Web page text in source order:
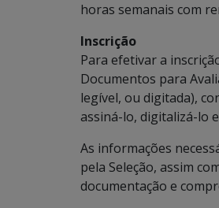
horas semanais com
Inscrição
Para efetivar a
Documentos para
legível, ou digitada),
assiná-lo, digitalizá-lo
As informações
pela Seleção, assim
documentação e